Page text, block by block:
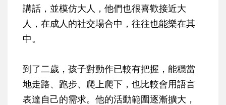
講話，並模仿大人，他們也很喜歡接近大
人，在成人的社交場合中，往往也能樂在其
中。
到了二歲，孩子對動作已較有把握，能穩當
地走路、跑步、爬上爬下，也比較會用語言
表達自己的需求。他的活動範圍逐漸擴大，